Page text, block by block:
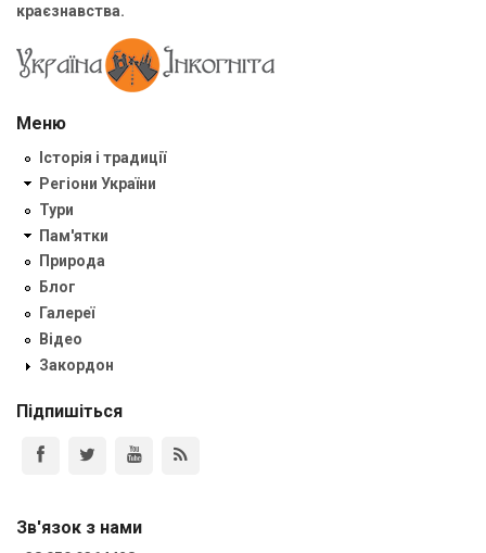
краєзнавства.
Меню
Історія і традиції
Регіони України
Тури
Пам'ятки
Природа
Блог
Галереї
Відео
Закордон
Підпишіться
Зв'язок з нами